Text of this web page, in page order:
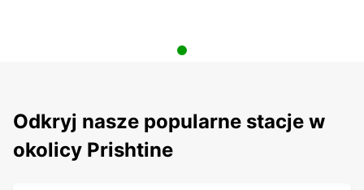
Odkryj nasze popularne stacje w
okolicy Prishtine